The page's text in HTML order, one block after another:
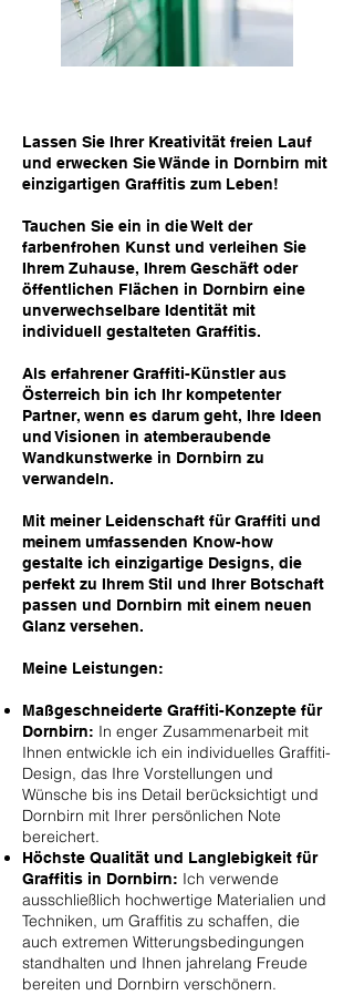
Lassen Sie Ihrer Kreativität freien Lauf
und erwecken Sie Wände in Dornbirn mit
einzigartigen Graffitis zum Leben!
Tauchen Sie ein in die Welt der
farbenfrohen Kunst und verleihen Sie
Ihrem Zuhause, Ihrem Geschäft oder
öffentlichen Flächen in Dornbirn eine
unverwechselbare Identität mit
individuell gestalteten Graffitis.
Als erfahrener Graffiti-Künstler aus
Österreich bin ich Ihr kompetenter
Partner, wenn es darum geht, Ihre Ideen
und Visionen in atemberaubende
Wandkunstwerke in Dornbirn zu
verwandeln.
Mit meiner Leidenschaft für Graffiti und
meinem umfassenden Know-how
gestalte ich einzigartige Designs, die
perfekt zu Ihrem Stil und Ihrer Botschaft
passen und Dornbirn mit einem neuen
Glanz versehen.
Meine Leistungen:
Maßgeschneiderte Graffiti-Konzepte für
Dornbirn: In enger Zusammenarbeit mit
Ihnen entwickle ich ein individuelles Graffiti-
Design, das Ihre Vorstellungen und
Wünsche bis ins Detail berücksichtigt und
Dornbirn mit Ihrer persönlichen Note
bereichert.
Höchste Qualität und Langlebigkeit für
Graffitis in Dornbirn: Ich verwende
ausschließlich hochwertige Materialien und
Techniken, um Graffitis zu schaffen, die
auch extremen Witterungsbedingungen
standhalten und Ihnen jahrelang Freude
bereiten und Dornbirn verschönern.